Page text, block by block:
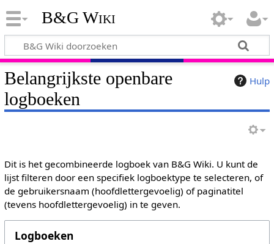
B&G Wiki
Hulp
Belangrijkste openbare
logboeken
Dit is het gecombineerde logboek van B&G Wiki. U kunt de
lijst filteren door een specifiek logboektype te selecteren, of
de gebruikersnaam (hoofdlettergevoelig) of paginatitel
(tevens hoofdlettergevoelig) in te geven.
Logboeken